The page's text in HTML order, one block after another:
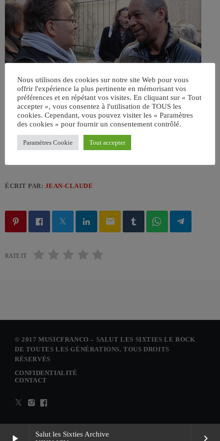
play_arrow
Salut les Sixties Archive
keyboard_arrow_right
ÉCRIT PAR: JEAN-CLAUDE
email
RATE IT
© 2017 MUSICFRANCO – SALUT LES SIXTIES LE ROCK
DE TOUTES LES GÉNÉRATIONS. TOUS DROITS
RÉSERVÉS
CONFIDENTIALITÉ
CONTACT
Nous utilisons des cookies sur notre site Web pour vous
offrir l'expérience la plus pertinente en mémorisant vos
préférences et en répétant vos visites. En cliquant sur « Tout
accepter », vous consentez à l'utilisation de TOUS les
cookies. Cependant, vous pouvez visiter les « Paramètres
des cookies » pour fournir un consentement contrôlé.
Paramètres Cookie Tout accepter